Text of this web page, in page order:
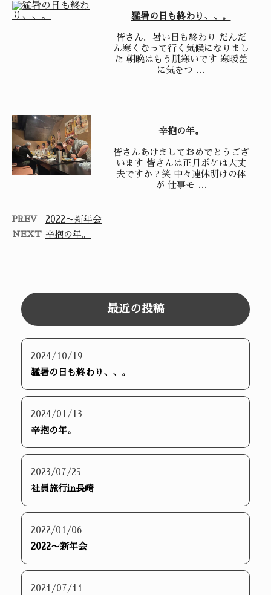
猛暑の日も終わり、、。
皆さん。暑い日も終わり だんだ
ん寒くなって行く気候になりまし
た 朝晩はもう肌寒いです 寒暖差
に気をつ …
辛抱の年。
皆さんあけましておめでとうござ
います 皆さんは正月ボケは大丈
夫ですか？笑 中々連休明けの体
が 仕事モ …
PREV 2022〜新年会
NEXT 辛抱の年。
最近の投稿
2024/10/19
猛暑の日も終わり、、。
2024/01/13
辛抱の年。
2023/07/25
社員旅行in長崎
2022/01/06
2022〜新年会
2021/07/11